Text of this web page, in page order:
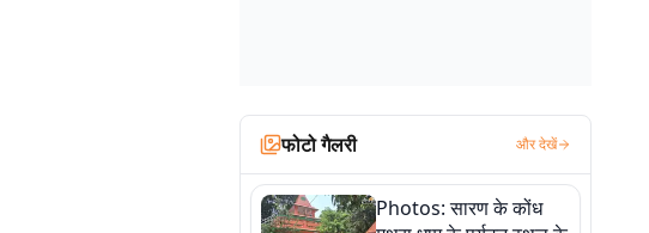
फोटो गैलरी और देखें
Photos: सारण के कोंध